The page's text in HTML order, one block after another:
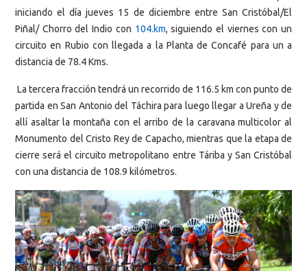
iniciando el día jueves 15 de diciembre entre San Cristóbal/El
Piñal/ Chorro del Indio con 104.km, siguiendo el viernes con un
circuito en Rubio con llegada a la Planta de Concafé para un a
distancia de 78.4 Kms.
La tercera fracción tendrá un recorrido de 116.5 km con punto de
partida en San Antonio del Táchira para luego llegar a Ureña y de
allí asaltar la montaña con el arribo de la caravana multicolor al
Monumento del Cristo Rey de Capacho, mientras que la etapa de
cierre será el circuito metropolitano entre Táriba y San Cristóbal
con una distancia de 108.9 kilómetros.